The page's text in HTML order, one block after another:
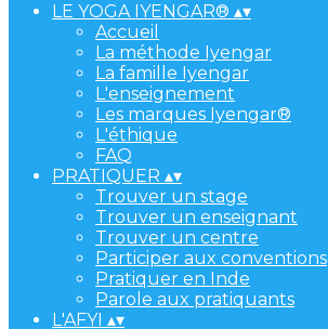
LE YOGA IYENGAR® ▴▾
Accueil
La méthode Iyengar
La famille Iyengar
L'enseignement
Les marques Iyengar®
L'éthique
FAQ
PRATIQUER ▴▾
Trouver un stage
Trouver un enseignant
Trouver un centre
Participer aux conventions
Pratiquer en Inde
Parole aux pratiquants
L'AFYI ▴▾